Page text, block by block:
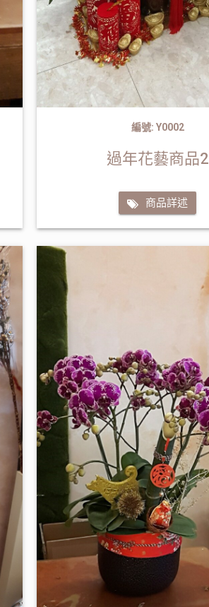
編號: Y0002
過年花藝商品2
商品詳述